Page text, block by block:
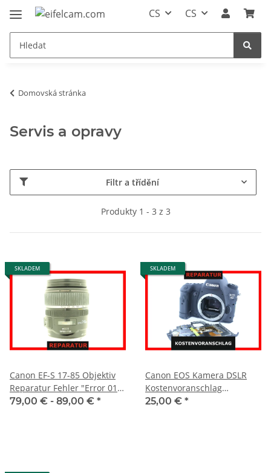
CS CS
Domovská stránka
Servis a opravy
Filtr a třídění
Produkty 1 - 3 z 3
SKLADEM
Canon EF-S 17-85 Objektiv
Reparatur Fehler "Error 01"
Autofokus
79,00 € - 89,00 € *
SKLADEM
Canon EOS Kamera DSLR
Kostenvoranschlag
Reparatur Defekt
25,00 € *